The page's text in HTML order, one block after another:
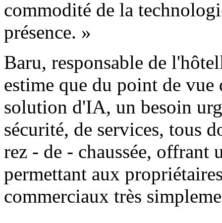
commodité de la
présence. »
Baru, responsable de
estime que du point de
solution d'IA, un besoin
sécurité, de services, tous
rez - de - chaussée, offrant
permettant aux
commerciaux très